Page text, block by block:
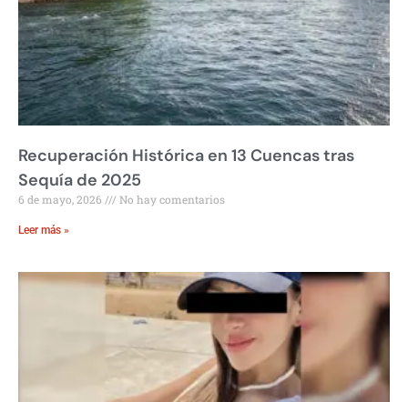
Recuperación Histórica en 13 Cuencas tras
Sequía de 2025
6 de mayo, 2026 No hay comentarios
Leer más »